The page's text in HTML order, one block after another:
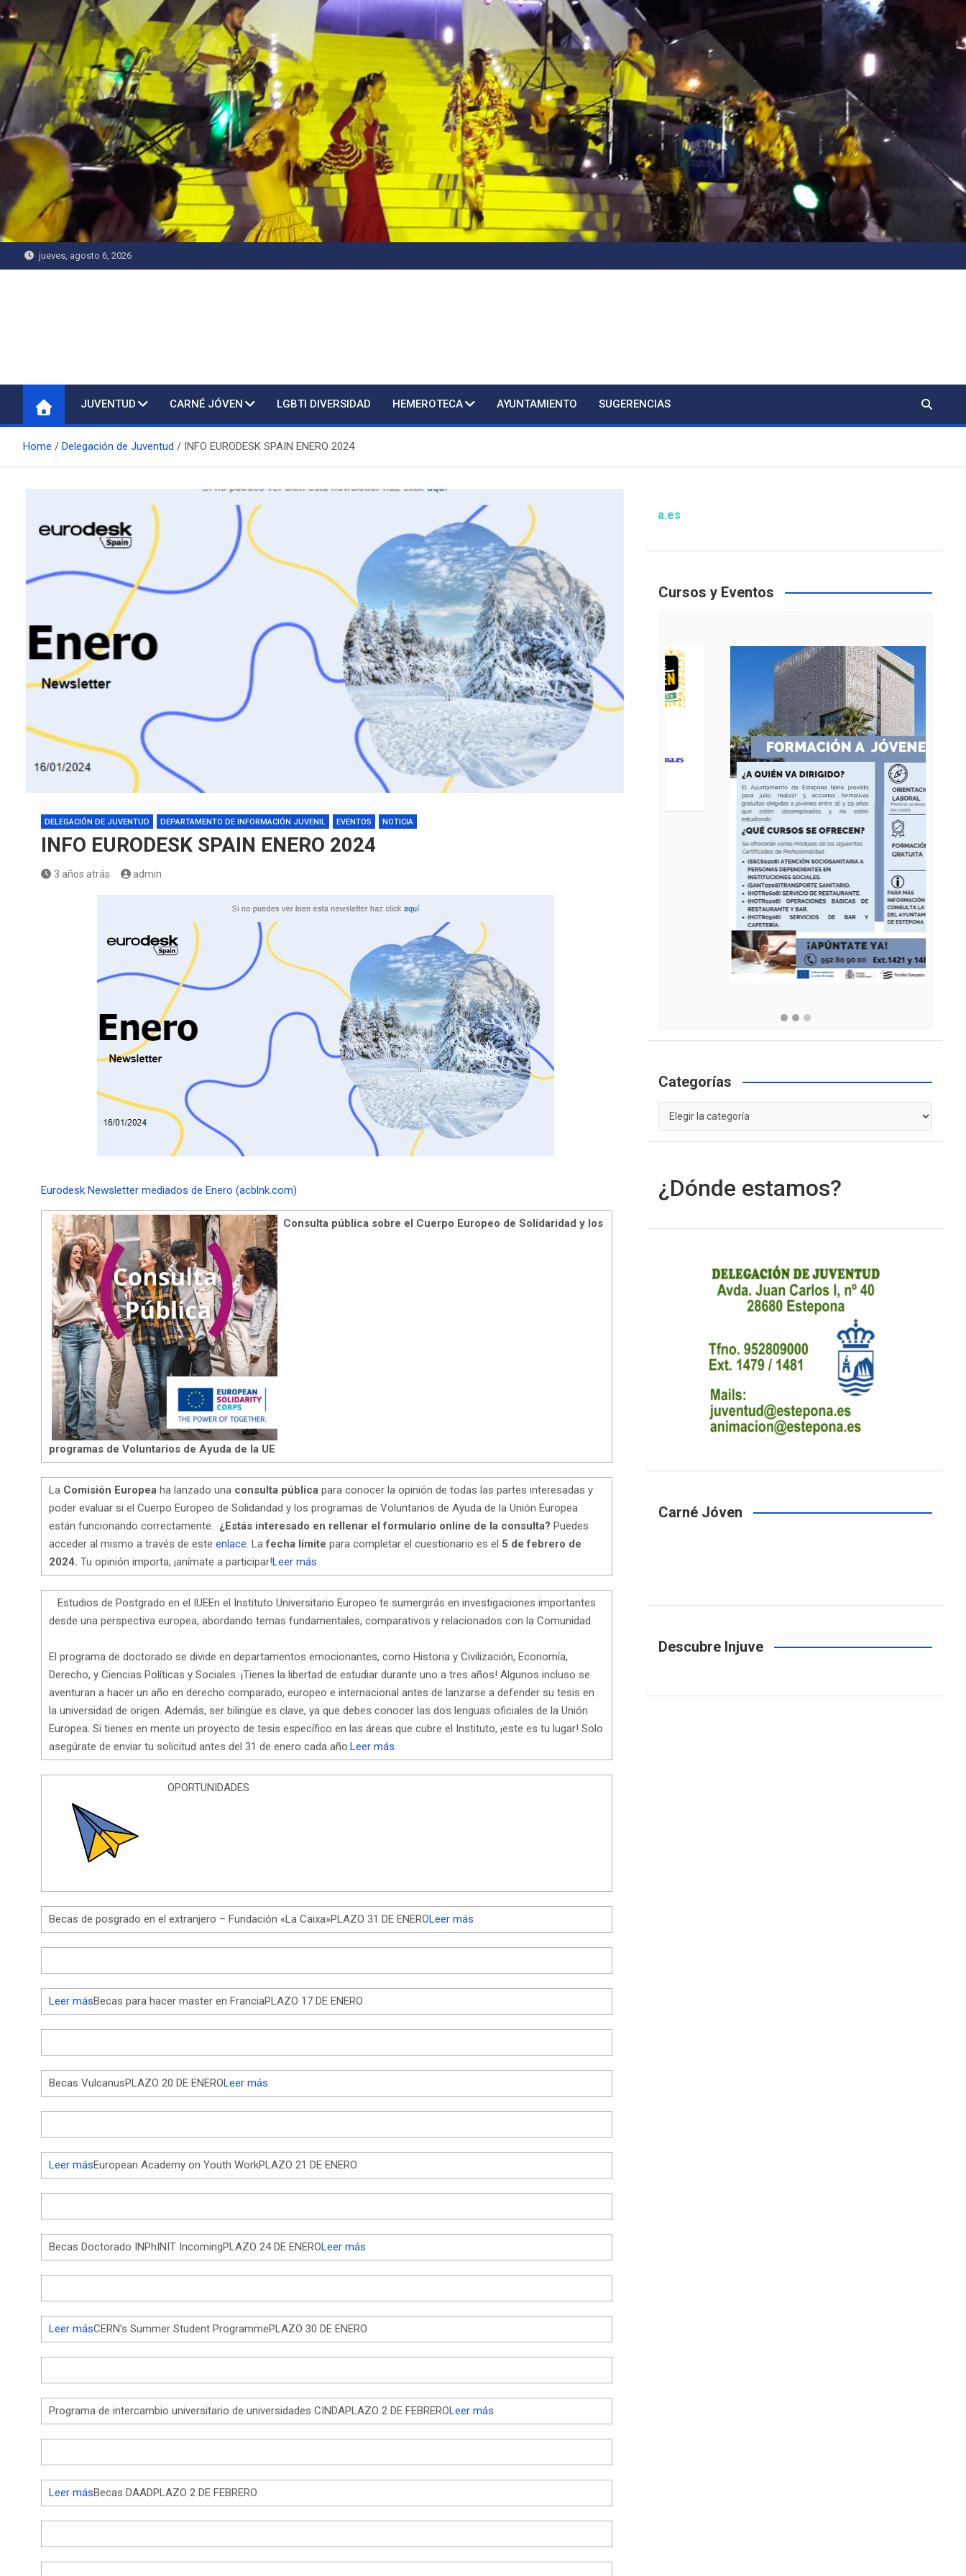
Saltar
contenido
jueves, agosto 6, 2026
JUVENTUD CARNÉ JÓVEN LGBTI DIVERSIDAD HEMEROTECA AYUNTAMIENTO SUGERENCIAS
Home Delegación de Juventud INFO EURODESK SPAIN ENERO 2024
DELEGACIÓN DE JUVENTUD DEPARTAMENTO DE INFORMACIÓN JUVENIL EVENTOS NOTICIA
INFO EURODESK SPAIN ENERO 2024
3 años atrás admin
Eurodesk Newsletter mediados de Enero (acblnk.com)
Consulta pública sobre el Cuerpo Europeo de Solidaridad y los
programas de Voluntarios de Ayuda de la UE
La Comisión Europea ha lanzado una consulta pública para conocer la opinión de todas las partes interesadas y
poder evaluar si el Cuerpo Europeo de Solidaridad y los programas de Voluntarios de Ayuda de la Unión Europea
están funcionando correctamente. ¿Estás interesado en rellenar el formulario online de la consulta? Puedes
acceder al mismo a través de este enlace. Lafecha límite para completar el cuestionario es el 5 de febrero de
2024. Tu opinión importa, ¡anímate a participar!Leer más
Estudios de Postgrado en el IUEEn el Instituto Universitario Europeo te sumergirás en investigaciones importantes
desde una perspectiva europea, abordando temas fundamentales, comparativos y relacionados con la Comunidad.
El programa de doctorado se divide en departamentos emocionantes, como Historia y Civilización, Economía,
Derecho, y Ciencias Políticas y Sociales. ¡Tienes la libertad de estudiar durante uno a tres años! Algunos incluso se
aventuran a hacer un año en derecho comparado, europeo e internacional antes de lanzarse a defender su tesis en
la universidad de origen. Además, ser bilingüe es clave, ya que debes conocer las dos lenguas oficiales de la Unión
Europea. Si tienes en mente un proyecto de tesis específico en las áreas que cubre el Instituto, ¡este es tu lugar! Solo
asegúrate de enviar tu solicitud antes del 31 de enero cada año.Leer más
OPORTUNIDADES
Becas de posgrado en el extranjero – Fundación «La Caixa»PLAZO 31 DE ENEROLeer más
Leer másBecas para hacer master en FranciaPLAZO 17 DE ENERO
Becas VulcanusPLAZO 20 DE ENEROLeer más
Leer másEuropean Academy on Youth WorkPLAZO 21 DE ENERO
Becas Doctorado INPhINIT IncomingPLAZO 24 DE ENEROLeer más
Leer másCERN’s Summer Student ProgrammePLAZO 30 DE ENERO
Programa de intercambio universitario de universidades CINDAPLAZO 2 DE FEBREROLeer más
Leer másBecas DAADPLAZO 2 DE FEBRERO
Cursos y Eventos
Categorías
Categorías
¿Dónde estamos?
Carné Jóven
Descubre Injuve